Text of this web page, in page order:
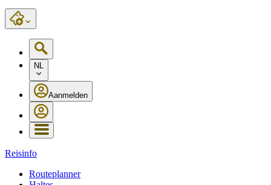
NL
Aanmelden
Reisinfo
Routeplanner